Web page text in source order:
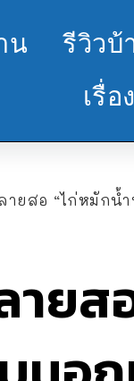
น รีวิวบ้
เรื่
ายสอ “ไก่หมักน้
าย